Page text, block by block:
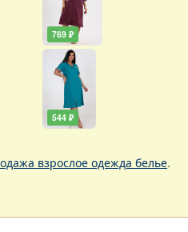
769 ₽
544 ₽
взрослое одежда белье.